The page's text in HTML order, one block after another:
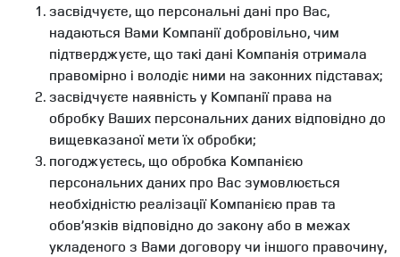
засвідчуєте, що персональні дані про Вас,
надаються Вами Компанії добровільно, чим
підтверджуєте, що такі дані Компанія отримала
правомірно і володіє ними на законних підставах;
засвідчуєте наявність у Компанії права на
обробку Ваших персональних даних відповідно до
вищевказаної мети їх обробки;
погоджуєтесь, що обробка Компанією
персональних даних про Вас зумовлюється
необхідністю реалізації Компанією прав та
обов’язків відповідно до закону або в межах
укладеного з Вами договору чи іншого правочину,